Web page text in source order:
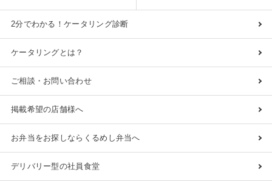
2分でわかる！ケータリング診断
ケータリングとは？
ご相談・お問い合わせ
掲載希望の店舗様へ
お弁当をお探しならくるめし弁当へ
デリバリー型の社員食堂